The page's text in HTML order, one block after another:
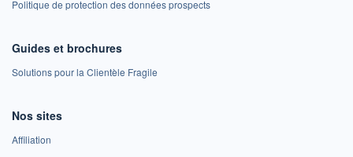
Politique de protection des données prospects
Guides et brochures
Solutions pour la Clientèle Fragile
Nos sites
Affiliation